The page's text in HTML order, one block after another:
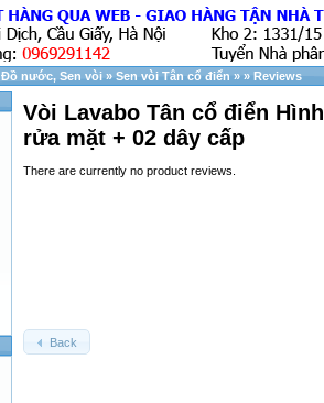
Đồ nước, Sen vòi » Sen vòi Tân cổ điển » » Reviews
Vòi Lavabo Tân cổ điển
rửa mặt + 02 dây cấp
There are currently no product reviews.
Back